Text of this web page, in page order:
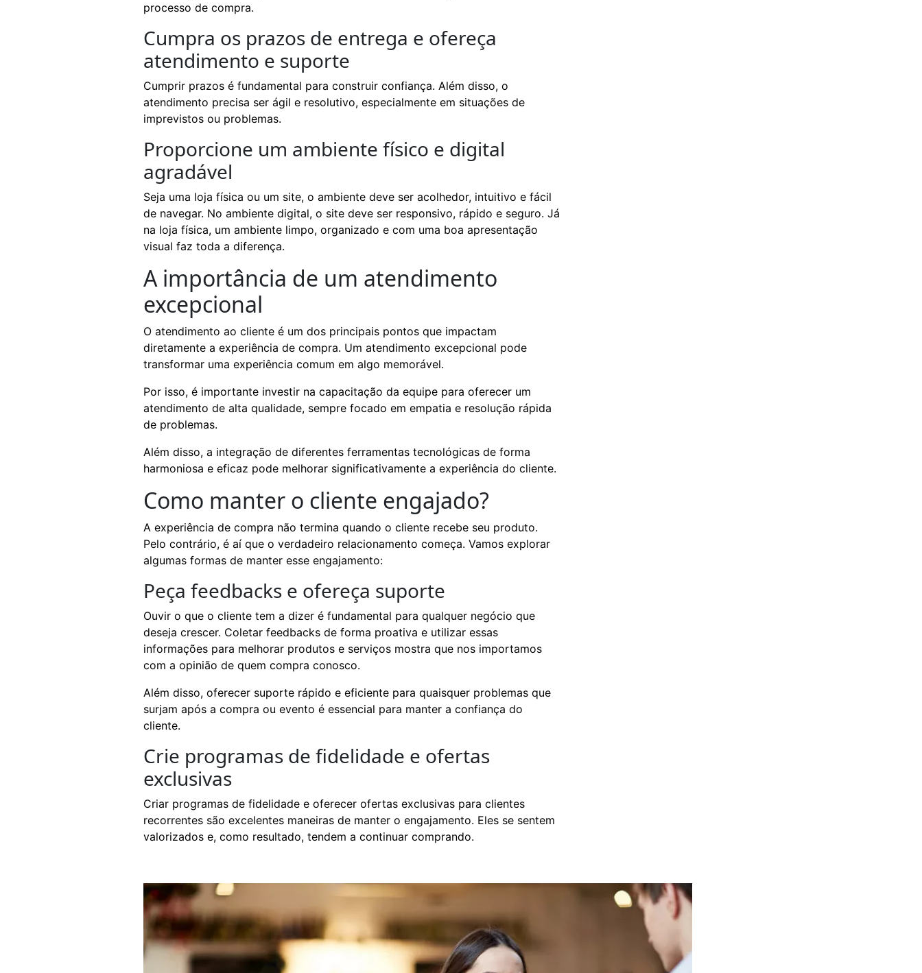
processo de compra.
Cumpra os prazos de entrega e ofereça
atendimento e suporte
Cumprir prazos é fundamental para construir confiança. Além disso, o
atendimento precisa ser ágil e resolutivo, especialmente em situações de
imprevistos ou problemas.
Proporcione um ambiente físico e digital
agradável
Seja uma loja física ou um site, o ambiente deve ser acolhedor, intuitivo e fácil
de navegar. No ambiente digital, o site deve ser responsivo, rápido e seguro. Já
na loja física, um ambiente limpo, organizado e com uma boa apresentação
visual faz toda a diferença.
A importância de um atendimento
excepcional
O atendimento ao cliente é um dos principais pontos que impactam
diretamente a experiência de compra. Um atendimento excepcional pode
transformar uma experiência comum em algo memorável.
Por isso, é importante investir na capacitação da equipe para oferecer um
atendimento de alta qualidade, sempre focado em empatia e resolução rápida
de problemas.
Além disso, a integração de diferentes ferramentas tecnológicas de forma
harmoniosa e eficaz pode melhorar significativamente a experiência do cliente.
Como manter o cliente engajado?
A experiência de compra não termina quando o cliente recebe seu produto.
Pelo contrário, é aí que o verdadeiro relacionamento começa. Vamos explorar
algumas formas de manter esse engajamento:
Peça feedbacks e ofereça suporte
Ouvir o que o cliente tem a dizer é fundamental para qualquer negócio que
deseja crescer. Coletar feedbacks de forma proativa e utilizar essas
informações para melhorar produtos e serviços mostra que nos importamos
com a opinião de quem compra conosco.
Além disso, oferecer suporte rápido e eficiente para quaisquer problemas que
surjam após a compra ou evento é essencial para manter a confiança do
cliente.
Crie programas de fidelidade e ofertas
exclusivas
Criar programas de fidelidade e oferecer ofertas exclusivas para clientes
recorrentes são excelentes maneiras de manter o engajamento. Eles se sentem
valorizados e, como resultado, tendem a continuar comprando.